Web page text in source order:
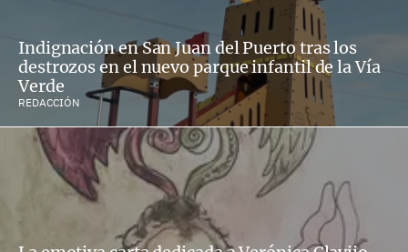
Indignación en San Juan del Puerto tras los
destrozos en el nuevo parque infantil de la Vía
Verde
REDACCIÓN